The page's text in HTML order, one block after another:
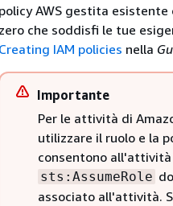
policy AWS gestita
zero che soddisfi le tue
Creating IAM policies nella
Importante
Per le attività di
utilizzare il ruolo e la
consentono all'attività
sts:AssumeRole
associato all'attività.